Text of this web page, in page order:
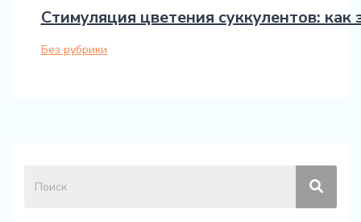
Стимуляция цветения суккулентов:
Без рубрики